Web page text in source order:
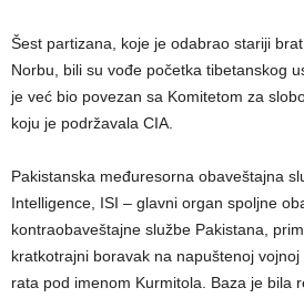
Šest partizana, koje je odabrao stariji
Norbu, bili su vođe početka tibetanskog
je već bio povezan sa Komitetom za
koju je podržavala CIA.
Pakistanska međuresorna obaveštajna
Intelligence, ISI – glavni organ spoljne
kontraobaveštajne službe Pakistana,
kratkotrajni boravak na napuštenoj
rata pod imenom Kurmitola. Baza je bila